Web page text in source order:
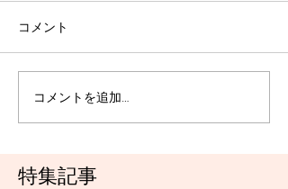
特集記事
コメント
コメントを追加…